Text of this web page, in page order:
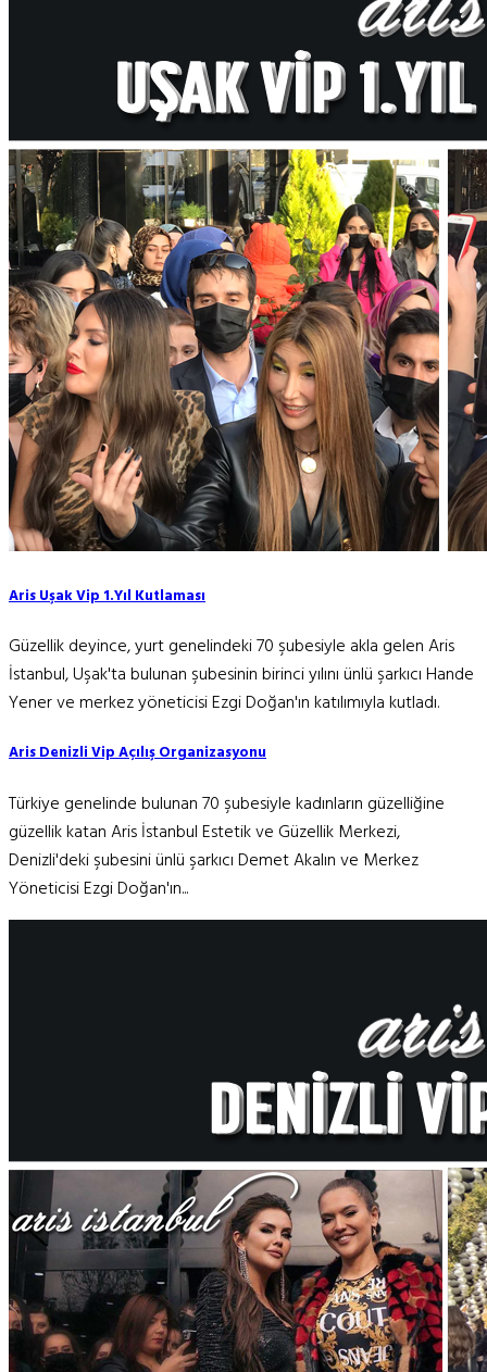
Aris Uşak Vip 1.Yıl Kutlaması
Güzellik deyince, yurt genelindeki 70 şubesiyle akla gelen Aris
İstanbul, Uşak'ta bulunan şubesinin birinci yılını ünlü şarkıcı Hande
Yener ve merkez yöneticisi Ezgi Doğan'ın katılımıyla kutladı.
Aris Denizli Vip Açılış Organizasyonu
Türkiye genelinde bulunan 70 şubesiyle kadınların güzelliğine
güzellik katan Aris İstanbul Estetik ve Güzellik Merkezi,
Denizli'deki şubesini ünlü şarkıcı Demet Akalın ve Merkez
Yöneticisi Ezgi Doğan'ın...